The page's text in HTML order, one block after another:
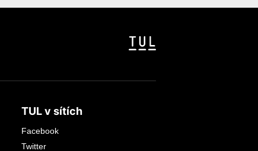
TUL v sítích
Facebook
Twitter